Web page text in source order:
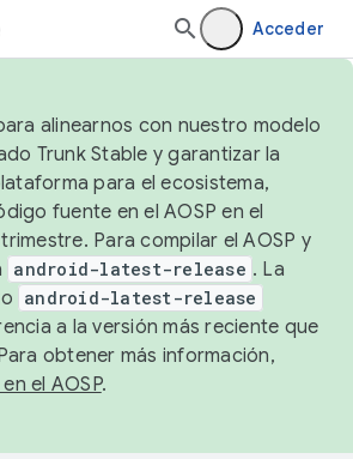
Acceder
alinearnos con nuestro modelo
Trunk Stable y garantizar la
para el ecosistema,
fuente en el AOSP en el
Para compilar el AOSP y
android-latest-release . La
android-latest-release
a la versión más reciente que
obtener más información,
el AOSP.